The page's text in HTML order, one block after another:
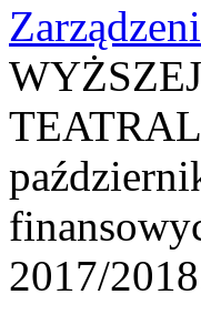
2017/